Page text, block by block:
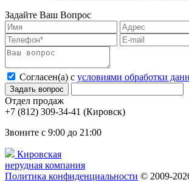
Задайте Ваш Вопрос
Согласен(а) с условиями обработки
Отдел продаж
(Кировск)
Звоните с 9:00 до 21:00
Кировская
нерудная компания
Политика конфиденциальности © 2009-